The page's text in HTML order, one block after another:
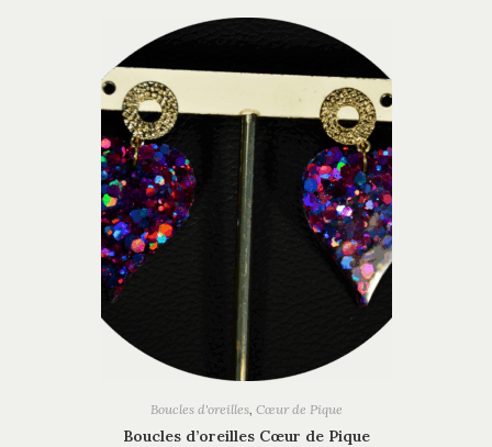
Boucles d'oreilles, Cœur de Pique
Boucles d’oreilles Cœur de Pique